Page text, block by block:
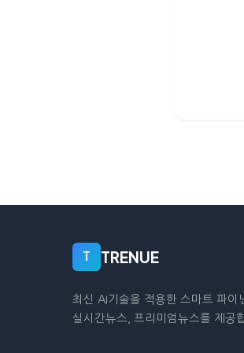
T TRENUE
최신 AI기술을 적용한 스마트 파이
실시간뉴스, 프리미엄뉴스를 제공